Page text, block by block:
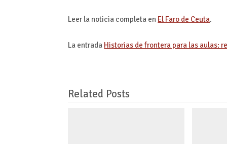
Leer la noticia completa en El Faro de Ceuta.
La entrada Historias de frontera para las aulas:
Related Posts